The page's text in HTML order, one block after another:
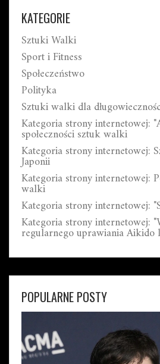
indywidualnych preferencji i
KATEGORIE
Sztuki Walki
Sport i Fitness
Społeczeństwo
Polityka
Sztuki walki dla
Kategoria strony internetowej:
społeczności sztuk walki
Kategoria strony internetowej:
Japonii
Kategoria strony internetowej:
walki
Kategoria strony internetowej:
Kategoria strony internetowej:
regularnego uprawiania Aikido
POPULARNE POSTY